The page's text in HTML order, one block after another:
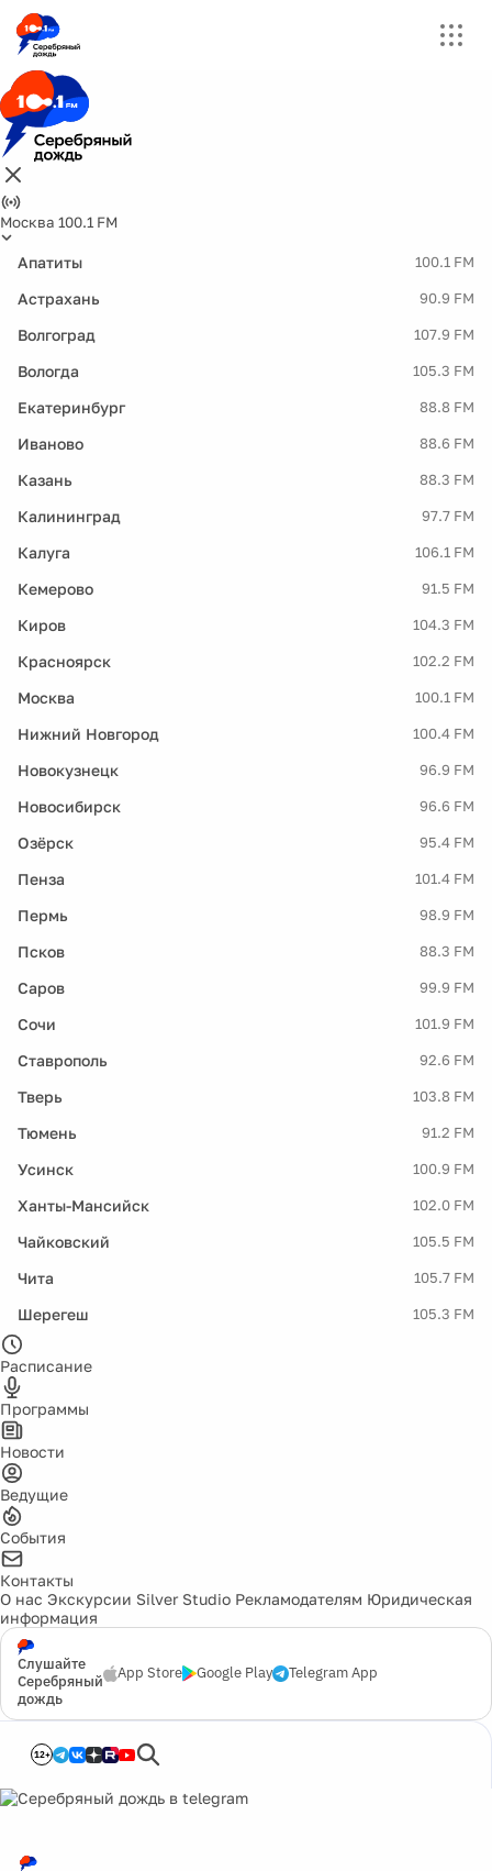
Москва 100.1 FM
Апатиты 100.1 FM
Астрахань 90.9 FM
Волгоград 107.9 FM
Вологда 105.3 FM
Екатеринбург 88.8 FM
Иваново 88.6 FM
Казань 88.3 FM
Калининград 97.7 FM
Калуга 106.1 FM
Кемерово 91.5 FM
Киров 104.3 FM
Красноярск 102.2 FM
Москва 100.1 FM
Нижний Новгород 100.4 FM
Новокузнецк 96.9 FM
Новосибирск 96.6 FM
Озёрск 95.4 FM
Пенза 101.4 FM
Пермь 98.9 FM
Псков 88.3 FM
Саров 99.9 FM
Сочи 101.9 FM
Ставрополь 92.6 FM
Тверь 103.8 FM
Тюмень 91.2 FM
Усинск 100.9 FM
Ханты-Мансийск 102.0 FM
Чайковский 105.5 FM
Чита 105.7 FM
Шерегеш 105.3 FM
Расписание
Программы
Новости
Ведущие
События
Контакты
О нас Экскурсии Silver Studio Рекламодателям Юридическая
информация
Слушайте
Серебряный
дождь
App Store Google Play Telegram App
12+